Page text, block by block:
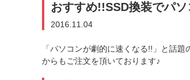
おすすめ!!SSD換装でパ
2016.11.04
「パソコンが劇的に速くなる!!」と話
からもご注文を頂いております♪